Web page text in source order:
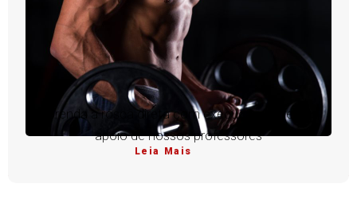
Aprenda a rosca direta com execução perfeita e
apoio de nossos professores
Leia Mais